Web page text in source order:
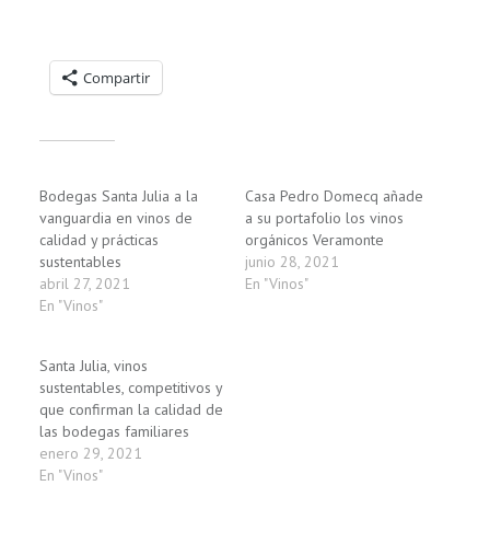
Compartir
Bodegas Santa Julia a la
vanguardia en vinos de
calidad y prácticas
sustentables
abril 27, 2021
En "Vinos"
Casa Pedro Domecq añade
a su portafolio los vinos
orgánicos Veramonte
junio 28, 2021
En "Vinos"
Santa Julia, vinos
sustentables, competitivos y
que confirman la calidad de
las bodegas familiares
enero 29, 2021
En "Vinos"